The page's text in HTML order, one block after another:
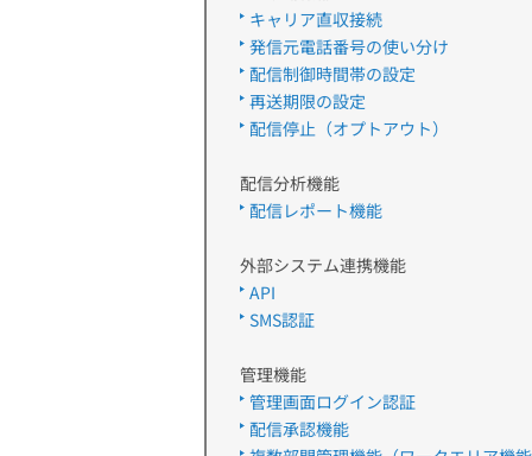
キャリア直収接続
発信元電話番号の使い分け
配信制御時間帯の設定
再送期限の設定
配信停止（オプトアウト）
配信分析機能
配信レポート機能
外部システム連携機能
API
SMS認証
管理機能
管理画面ログイン認証
配信承認機能